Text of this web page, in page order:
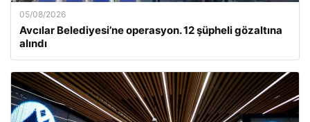
05/08/2026
Avcılar Belediyesi’ne operasyon. 12 şüpheli gözaltına
alındı